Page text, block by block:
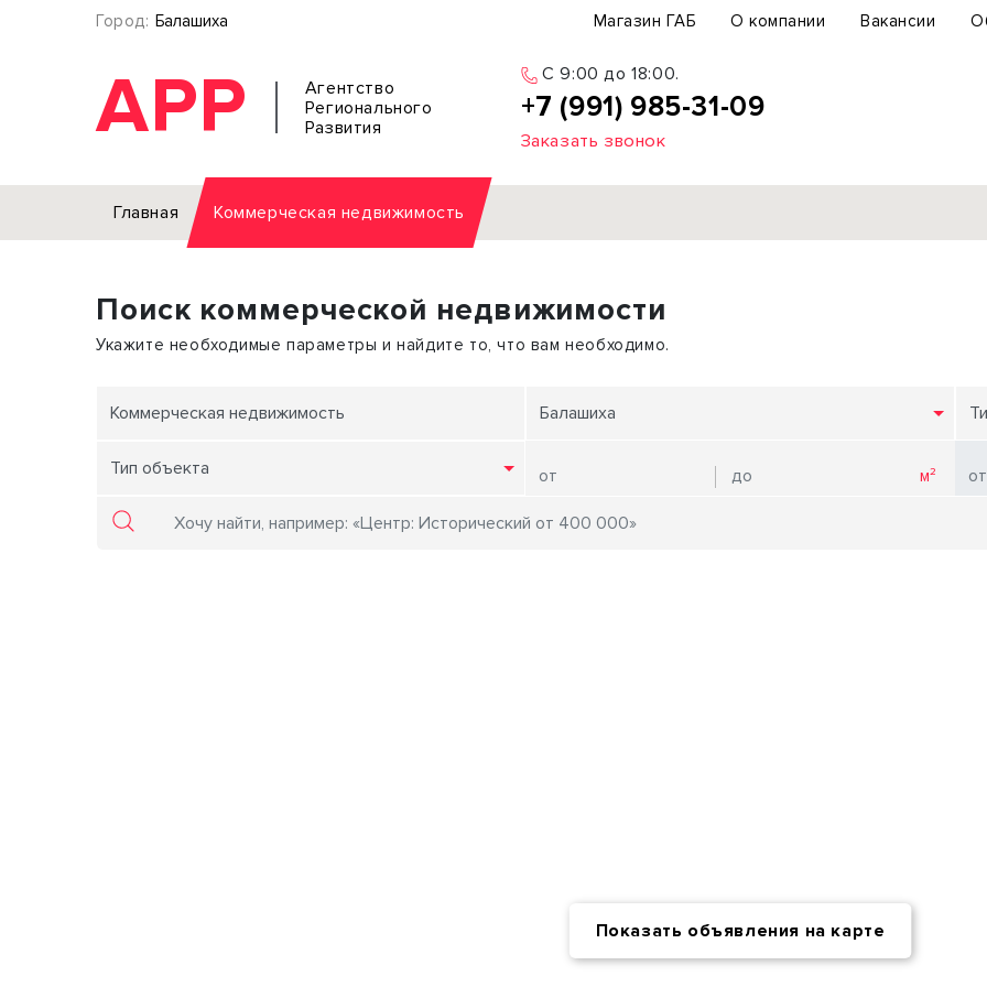
Город: Балашиха Магазин ГАБ О компании Вакансии
АРР
Агентство
Регионального
Развития
C 9:00 до 18:00.
+7 (991) 985-31-09
Заказать звонок
Главная Коммерческая недвижимость
Офис
Торговое помещение
Склад
Земельный участок
Отдельное здание
Бизнес-центр
Поиск коммерческой недвижимости
Укажите необходимые параметры и найдите то, что вам необходимо.
Коммерческая недвижимость Балашиха
Тип объекта
Показать объявления на карте